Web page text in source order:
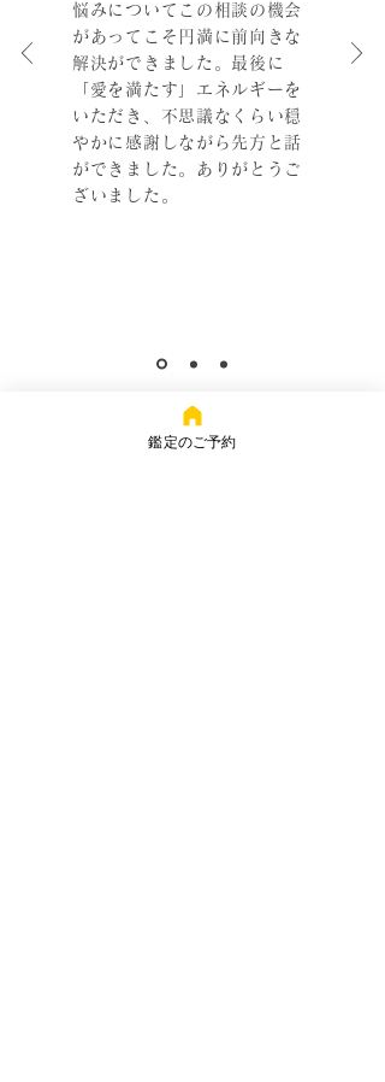
悩みについてこの相談の機会
があってこそ円満に前向きな
解決ができました。最後に
「愛を満たす」エネルギーを
いただき、不思議なくらい穏
やかに感謝しながら先方と話
ができました。ありがとうご
ざいました。
鑑定のご予約